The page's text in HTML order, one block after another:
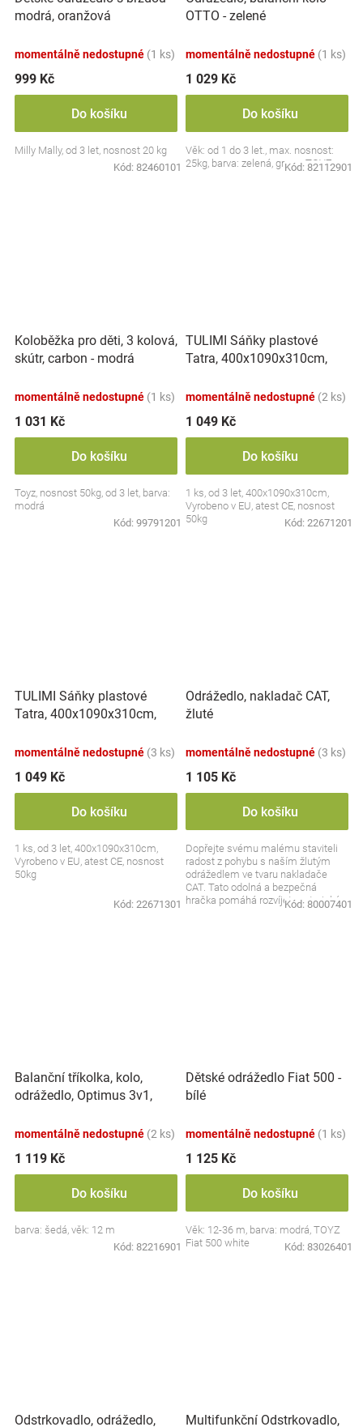
modrá, oranžová
momentálně nedostupné (1 ks)
999 Kč
Do košíku
Milly Mally, od 3 let, nosnost 20 kg
Kód: 82460101
OTTO - zelené
momentálně nedostupné (1 ks)
1 029 Kč
Do košíku
Věk: od 1 do 3 let., max. nosnost:
25kg, barva: zelená, green, TOYZ
Kód: 82112901
Koloběžka pro děti, 3 kolová,
skútr, carbon - modrá
momentálně nedostupné (1 ks)
1 031 Kč
Do košíku
Toyz, nosnost 50kg, od 3 let, barva:
modrá
Kód: 99791201
TULIMI Sáňky plastové
Tatra, 400x1090x310cm,
momentálně nedostupné (2 ks)
1 049 Kč
Do košíku
1 ks, od 3 let, 400x1090x310cm,
Vyrobeno v EU, atest CE, nosnost
50kg
Kód: 22671201
TULIMI Sáňky plastové
Tatra, 400x1090x310cm,
momentálně nedostupné (3 ks)
1 049 Kč
Do košíku
1 ks, od 3 let, 400x1090x310cm,
Vyrobeno v EU, atest CE, nosnost
50kg
Kód: 22671301
Odrážedlo, nakladač CAT,
žluté
momentálně nedostupné (3 ks)
1 105 Kč
Do košíku
Dopřejte svému malému staviteli
radost z pohybu s naším žlutým
odrážedlem ve tvaru nakladače
CAT. Tato odolná a bezpečná
hračka pomáhá rozvíjet motorické
Kód: 80007401
Balanční tříkolka, kolo,
odrážedlo, Optimus 3v1,
momentálně nedostupné (2 ks)
1 119 Kč
Do košíku
barva: šedá, věk: 12 m
Kód: 82216901
Dětské odrážedlo Fiat 500 -
bílé
momentálně nedostupné (1 ks)
1 125 Kč
Do košíku
Věk: 12-36 m, barva: modrá, TOYZ
Fiat 500 white
Kód: 83026401
Odstrkovadlo, odrážedlo,
Multifunkční Odstrkovadlo,